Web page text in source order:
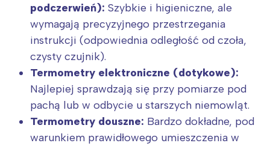
podczerwień): Szybkie i higieniczne, ale
wymagają precyzyjnego przestrzegania
instrukcji (odpowiednia odległość od czoła,
czysty czujnik).
Termometry elektroniczne (dotykowe):
Najlepiej sprawdzają się przy pomiarze pod
pachą lub w odbycie u starszych niemowląt.
Termometry douszne: Bardzo dokładne, pod
warunkiem prawidłowego umieszczenia w